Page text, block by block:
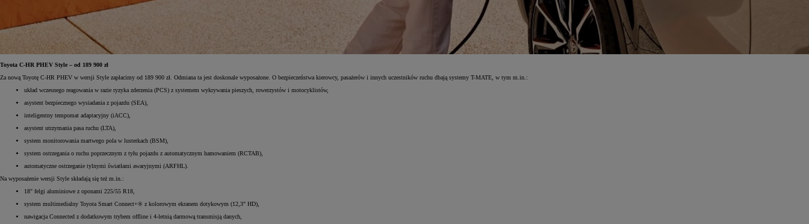
Toyota C-HR PHEV Style – od 189 900 zł
Za nową Toyotę C-HR PHEV w wersji Style zapłacimy od 189 900 zł. Odmiana ta jest doskonale wyposażone. O bezpieczeństwa kierowcy, pasażerów i innych uczestników ruchu dbają systemy T-MATE, w tym m.in.:
układ wczesnego reagowania w razie ryzyka zderzenia (PCS) z systemem wykrywania pieszych, rowerzystów i motocyklistów,
asystent bezpiecznego wysiadania z pojazdu (SEA),
inteligentny tempomat adaptacyjny (iACC),
asystent utrzymania pasa ruchu (LTA),
system monitorowania martwego pola w lusterkach (BSM),
system ostrzegania o ruchu poprzecznym z tyłu pojazdu z automatycznym hamowaniem (RCTAB),
automatyczne ostrzeganie tylnymi światłami awaryjnymi (ARFHL).
Na wyposażenie wersji Style składają się też m.in.:
18" felgi aluminiowe z oponami 225/55 R18,
system multimedialny Toyota Smart Connect+® z kolorowym ekranem dotykowym (12,3" HD),
nawigacja Connected z dodatkowym trybem offline i 4-letnią darmową transmisją danych,